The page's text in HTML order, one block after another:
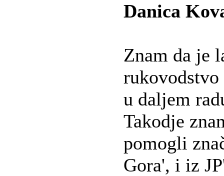
Danica
Znam da je
u daljem
Takodje
pomogli
Gora', i iz